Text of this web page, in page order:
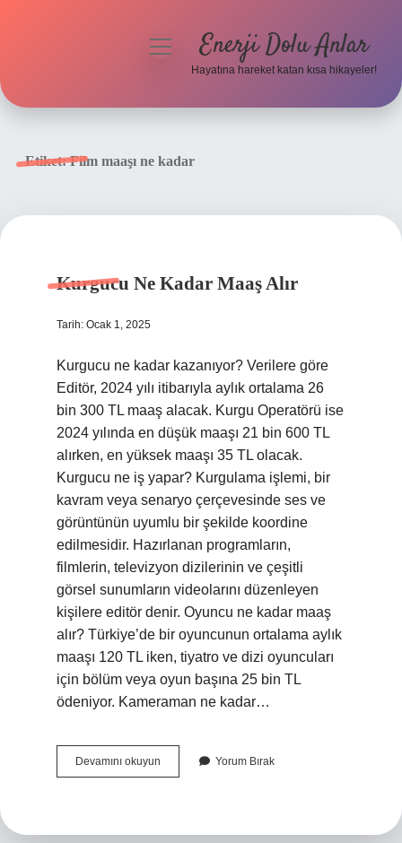
menüyüEnerji Dolu Anlar
Hayatına hareket katan kısa hikayeler!
Etiket:Film maaşı ne kadar
Kurgucu Ne Kadar Maaş Alır
Tarih: Ocak 1, 2025
Kurgucu ne kadar kazanıyor? Verilere göre
Editör, 2024 yılı itibarıyla aylık ortalama 26
bin 300 TL maaş alacak. Kurgu Operatörü ise
2024 yılında en düşük maaşı 21 bin 600 TL
alırken, en yüksek maaşı 35 TL olacak.
Kurgucu ne iş yapar? Kurgulama işlemi, bir
kavram veya senaryo çerçevesinde ses ve
görüntünün uyumlu bir şekilde koordine
edilmesidir. Hazırlanan programların,
filmlerin, televizyon dizilerinin ve çeşitli
görsel sunumların videolarını düzenleyen
kişilere editör denir. Oyuncu ne kadar maaş
alır? Türkiye’de bir oyuncunun ortalama aylık
maaşı 120 TL iken, tiyatro ve dizi oyuncuları
için bölüm veya oyun başına 25 bin TL
ödeniyor. Kameraman ne kadar…
Devamını okuyun Kurgucu
Ne
Yorum Bırak